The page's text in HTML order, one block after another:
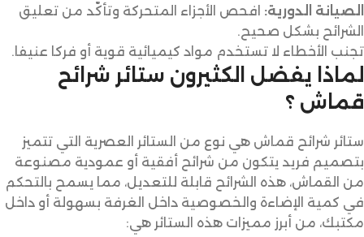
الصيانة الدورية: افحص الأجزاء المتحركة وتأكّد من تعليق
الشرائح بشكل صحيح.
تجنب الأخطاء لا تستخدم مواد كيميائية قوية أو فركا عنيفا.
لماذا يفضل الكثيرون ستائر شرائح
قماش ؟
ستائر شرائح قماش هي نوع من الستائر العصرية التي تتميز
بتصميم فريد يتكون من شرائح أفقية أو عمودية مصنوعة
من القماش، هذه الشرائح قابلة للتعديل، مما يسمح بالتحكم
في كمية الإضاءة والخصوصية داخل الغرفة بسهولة أو داخل
مكتبك، من أبرز مميزات هذه الستائر هي: